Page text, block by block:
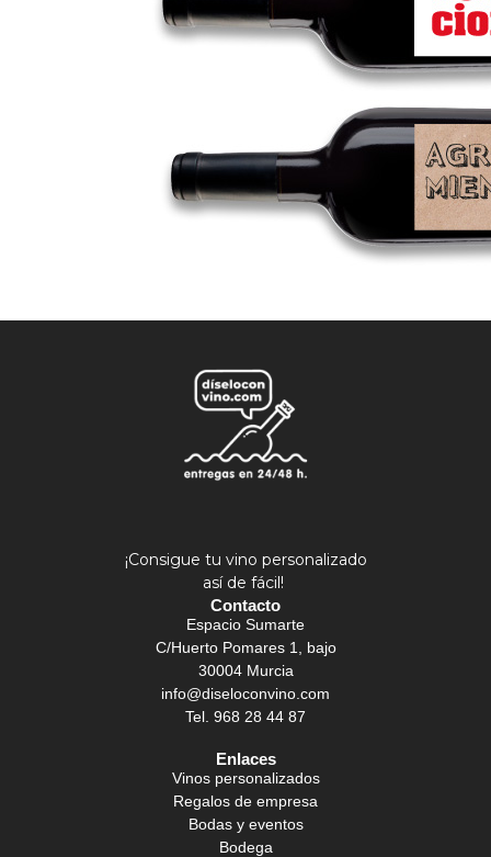
¡Consigue tu vino personalizado
así de fácil!
Contacto
Espacio Sumarte
C/Huerto Pomares 1, bajo
30004 Murcia
info@diseloconvino.com
Tel. 968 28 44 87
Enlaces
Vinos personalizados
Regalos de empresa
Bodas y eventos
Bodega